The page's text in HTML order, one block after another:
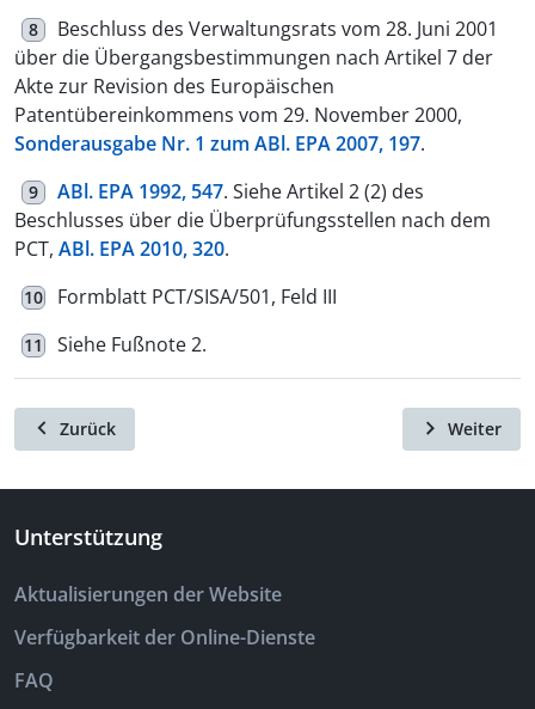
8
Beschluss des Verwaltungsrats vom 28. Juni 2001
über die Übergangsbestimmungen nach Artikel 7 der
Akte zur Revision des Europäischen
Patentübereinkommens vom 29. November 2000,
Sonderausgabe Nr. 1 zum ABl. EPA 2007, 197.
9 ABl. EPA 1992, 547. Siehe Artikel 2 (2) des
Beschlusses über die Überprüfungsstellen nach dem
PCT, ABl. EPA 2010, 320.
10 Formblatt PCT/SISA/501, Feld III
11 Siehe Fußnote 2.
Zurück Weiter
Unterstützung
Aktualisierungen der Website
Verfügbarkeit der Online-Dienste
FAQ